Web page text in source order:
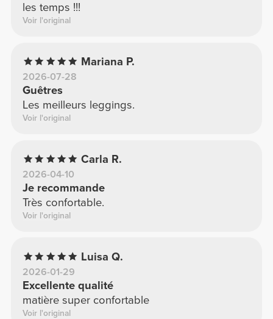
les temps !!!
Voir l'original
Mariana P.
2026-07-28
Guêtres
Les meilleurs leggings.
Voir l'original
Carla R.
2026-04-10
Je recommande
Très confortable.
Voir l'original
Luisa Q.
2026-01-29
Excellente qualité
matière super confortable
Voir l'original